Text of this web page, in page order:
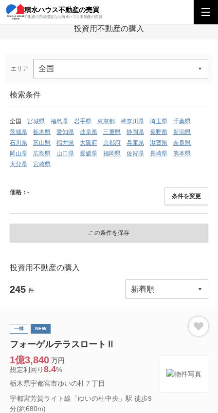
積水ハウス不動産の売買
不動産の売却査定なら積水ハウス不動産の売買
積水ハウス不動産の売買 投資用不動産の購入
投資用不動産の購入
エリア
検索条件
全国 宮城県 福島県 岩手県 東京都 神奈川県 埼玉県
千葉県
茨城県
栃木県 愛知県 岐阜県 三重県 静岡県 長野県
新潟県
石川県
富山県 福井県 大阪府 京都府 兵庫県 滋賀県
奈良県
岡山県
広島県 山口県 愛媛県 福岡県 佐賀県 長崎県
熊本県
大分県
宮崎県
価格： -
条件を変更
この条件を保存
投資用不動産の購入
245 件
フォーゲルテラスロートⅡ
一棟 NEW
1億3,840 万円
想定利回り8.4%
栃木県宇都宮市ゆいの杜７丁目
宇都宮芳賀ライト線「ゆいの杜中央」駅 徒歩9
分(約680m)